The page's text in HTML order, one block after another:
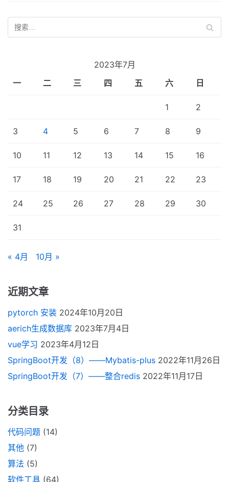
2023年7月
一
二 三 四 五 六 日
1 2
3 4 5 6 7 8 9
10 11 12 13 14 15 16
17 18 19 20 21 22 23
24 25 26 27 28 29 30
31
« 4月 10月 »
近期文章
pytorch 安装 2024年10月20日
aerich生成数据库 2023年7月4日
vue学习 2023年4月12日
SpringBoot开发（8）——Mybatis-plus 2022年11月26日
SpringBoot开发（7）——整合redis 2022年11月17日
分类目录
代码问题 (14)
其他 (7)
算法 (5)
软件工具 (64)